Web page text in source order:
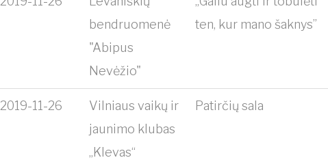
bendruomenė
"Abipus
Nevėžio"
ten, kur mano šaknys”
2019-11-26
Vilniaus vaikų ir
jaunimo klubas
„Klevas“
Patirčių sala